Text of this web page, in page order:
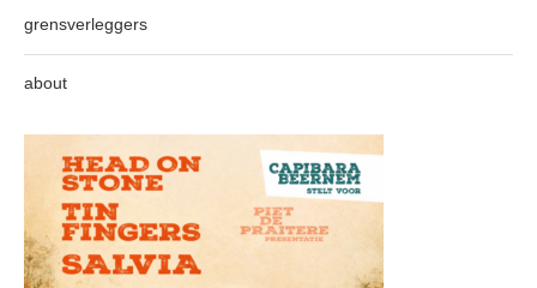
grensverleggers
about